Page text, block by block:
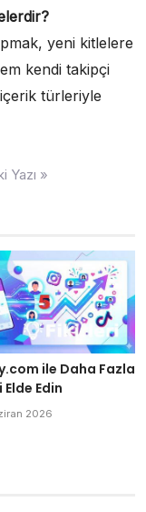
yeni kitlelere
kendi takipçi
içerik türleriyle
Yazı »
ile Daha Fazla
Edin
2026